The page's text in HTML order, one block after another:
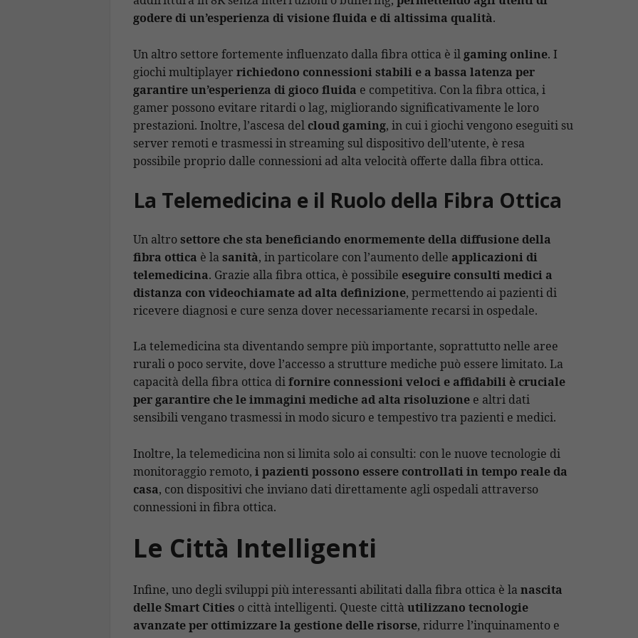
godere di un’esperienza di visione fluida e di altissima qualità.
Un altro settore fortemente influenzato dalla fibra ottica è il gaming online. I
giochi multiplayer richiedono connessioni stabili e a bassa latenza per
garantire un’esperienza di gioco fluida e competitiva. Con la fibra ottica, i
gamer possono evitare ritardi o lag, migliorando significativamente le loro
prestazioni. Inoltre, l’ascesa del cloud gaming, in cui i giochi vengono eseguiti su
server remoti e trasmessi in streaming sul dispositivo dell’utente, è resa
possibile proprio dalle connessioni ad alta velocità offerte dalla fibra ottica.
La Telemedicina e il Ruolo della Fibra Ottica
Un altrosettore che sta beneficiando enormemente della diffusione della
fibra ottica è lasanità, in particolare con l’aumento delle applicazioni di
telemedicina. Grazie alla fibra ottica, è possibile eseguire consulti medici a
distanza con videochiamate ad alta definizione, permettendo ai pazienti di
ricevere diagnosi e cure senza dover necessariamente recarsi in ospedale.
La telemedicina sta diventando sempre più importante, soprattutto nelle aree
rurali o poco servite, dove l’accesso a strutture mediche può essere limitato. La
capacità della fibra ottica difornire connessioni veloci e affidabili è cruciale
per garantire che le immagini mediche ad alta risoluzione e altri dati
sensibili vengano trasmessi in modo sicuro e tempestivo tra pazienti e medici.
Inoltre, la telemedicina non si limita solo ai consulti: con le nuove tecnologie di
monitoraggio remoto, i pazienti possono essere controllati in tempo reale da
casa, con dispositivi che inviano dati direttamente agli ospedali attraverso
connessioni in fibra ottica.
Le Città Intelligenti
Infine, uno degli sviluppi più interessanti abilitati dalla fibra ottica è lanascita
delleSmart Cities o città intelligenti. Queste cittàutilizzano tecnologie
avanzate per ottimizzare la gestione delle risorse, ridurre l’inquinamento e